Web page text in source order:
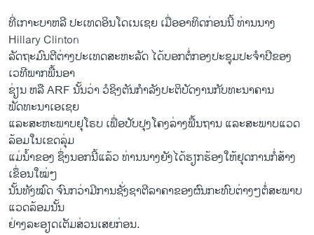
ທີ່​ເກາະ​ບາ​ຫລີ ປະ​ເທດ​ອິນ​ໂດ​ເນ​ເຊຍ​ ​ເມື່ອ​ອາທິດ​ກ່ອນ​ນີ້ ທ່ານ​ນາງ
Hillary Clinton
ລັດຖະມົນຕີ​ຕ່າງປະ​ເທດ​ສະຫະລັດ ​ໄດ້​ບອກ​ຕໍ່​ກອງ​ປະຊຸມ​ປະ​ຈໍາປີ​ຂອງ
ເວທີ​ພາກ​ພື້ນ​ອາ
ຊ່ຽນ​ ຫລື ARF ນັ້ນວ່າ ວໍຊິງ​ຕັນກໍາລັງ​ປະຕິບັດ​ງານ​ກັບ​ທະນາຄານ​
ພັດທະນາ​ເອ​ເຊຍ ​
ແລະ​ສະຫະພາບ​ຢຸ​ໂຣບ ​ເພື່ອ​ປັບປຸງ​ໂຄງ​ລ່າງ​ພື້ນຖານ ​ແລະ​ສະພາບ​ແວດ​
ລ້ອມ​ໃນເຂດ​ລຸ່ມ
ແມ່ນໍ້າຂອງ ຊຶ່ງ​ນອກ​ນີ້​ແລ້ວ ທ່ານ​ນາງ​ຍັງໄດ້​ຮຽກຮ້ອງ​ໃຫ້​ຢຸດ​ການ​ກໍ່ສ້າງ​
ເຂຶ່ອນໃໝ່ໆ
ນັ້ນ​ທັງ​ໝົດ ຈົນ​ກວ່າ​ມີການ​ຊັ່ງຊາ​ຕີ​ລາ​ຄາຂອງ​ຜົນ​ກະທົບ​ຕ່າງໆ​ຕໍ່ສະພາບ​
ແວດ​ລ້ອມນັ້ນ​ ​
ຢ່າງ​ລະອຽດ​ເຕັມ​ສ່ວນ​ເສຍ​ກ່ອນ.